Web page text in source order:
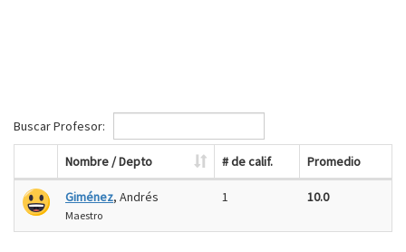
Buscar Profesor:
Nombre / Depto # de calif. Promedio
Giménez, Andrés
Maestro
1 10.0